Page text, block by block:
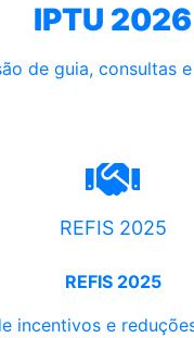
IPTU 2026
de guia, consultas
REFIS 2025
REFIS 2025
incentivos e